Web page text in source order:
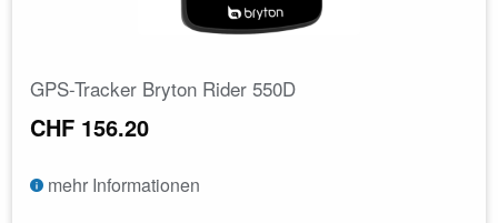
GPS-Tracker Bryton Rider 550D
CHF 156.20
mehr Informationen